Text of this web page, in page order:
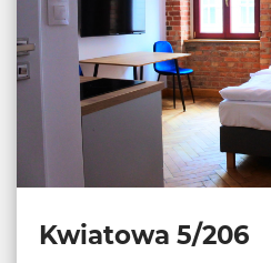
Kwiatowa 5/206